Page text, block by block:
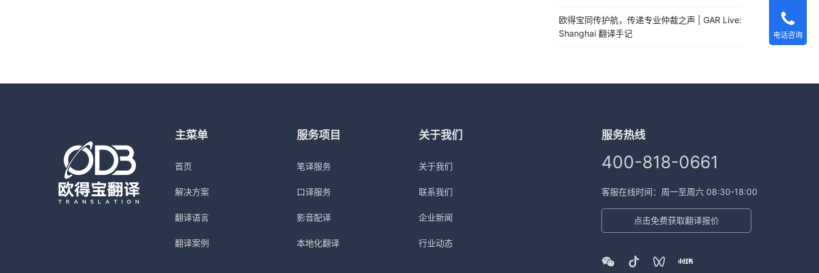
欧得宝同传护航，传递专业仲裁之声 | GAR Live:
Shanghai 翻译手记
主菜单
首页
解决方案
翻译语言
翻译案例
服务项目
笔译服务
口译服务
影音配译
本地化翻译
关于我们
关于我们
联系我们
企业新闻
行业动态
服务热线
400-818-0661
客服在线时间：周一至周六 08:30-18:00
点击免费获取翻译报价
电话咨询